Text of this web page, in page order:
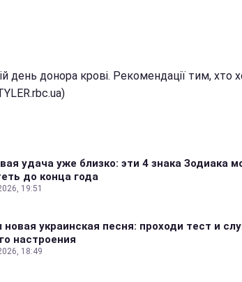
день донора крові. Рекомендації тим, хто
удача уже близко: эти 4 знака Зодиака
до конца года
19:51
новая украинская песня: проходи тест и
настроения
18:49